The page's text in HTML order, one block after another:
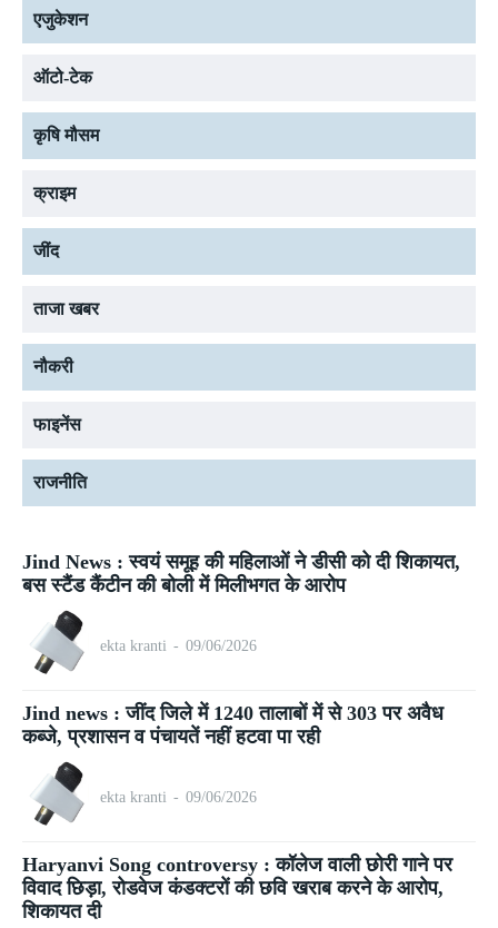
एजुकेशन
ऑटो-टेक
कृषि मौसम
क्राइम
जींद
ताजा खबर
नौकरी
फाइनेंस
राजनीति
Jind News : स्वयं समूह की महिलाओं ने डीसी को दी शिकायत,
बस स्टैंड कैंटीन की बोली में मिलीभगत के आरोप
ekta kranti - 09/06/2026
Jind news : जींद जिले में 1240 तालाबों में से 303 पर अवैध
कब्जे, प्रशासन व पंचायतें नहीं हटवा पा रही
ekta kranti - 09/06/2026
Haryanvi Song controversy : कॉलेज वाली छोरी गाने पर
विवाद छिड़ा, रोडवेज कंडक्टरों की छवि खराब करने के आरोप,
शिकायत दी